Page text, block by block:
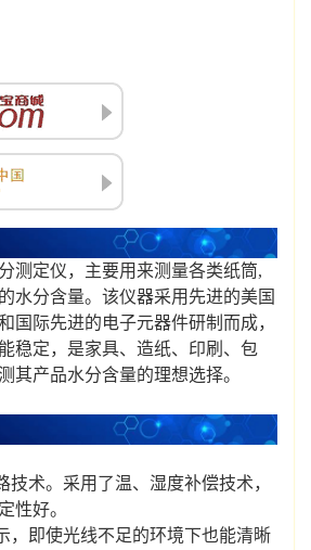
测定仪，主要用来测量各类纸筒,
水分含量。该仪器采用先进的美国
国际先进的电子元器件研制而成，
稳定，是家具、造纸、印刷、包
其产品水分含量的理想选择。
技术。采用了温、湿度补偿技术，
性好。
，即使光线不足的环境下也能清晰